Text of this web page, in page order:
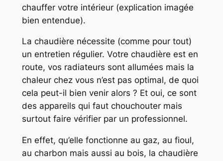
chauffer votre intérieur (explication imagée
bien entendue).
La chaudière nécessite (comme pour tout)
un entretien régulier. Votre chaudière est en
route, vos radiateurs sont allumées mais la
chaleur chez vous n’est pas optimal, de quoi
cela peut-il bien venir alors ? Et oui, ce sont
des appareils qui faut chouchouter mais
surtout faire vérifier par un professionnel.
En effet, qu’elle fonctionne au gaz, au fioul,
au charbon mais aussi au bois, la chaudière